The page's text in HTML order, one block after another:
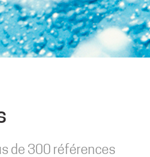
de 300 références